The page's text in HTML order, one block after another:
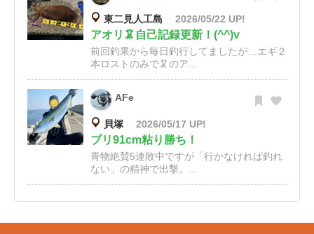
東二見人工島 2026/05/22 UP!
アオリ🦑自己記録更新！(^^)v
前回釣果から毎日釣行してましたが…エギ２
本ロストのみで🦑のア...
AFe
貝塚 2026/05/17 UP!
ブリ91cm粘り勝ち！
青物絶賛5連敗中ですが「行かなければ釣れ
ない」の精神で出撃。...